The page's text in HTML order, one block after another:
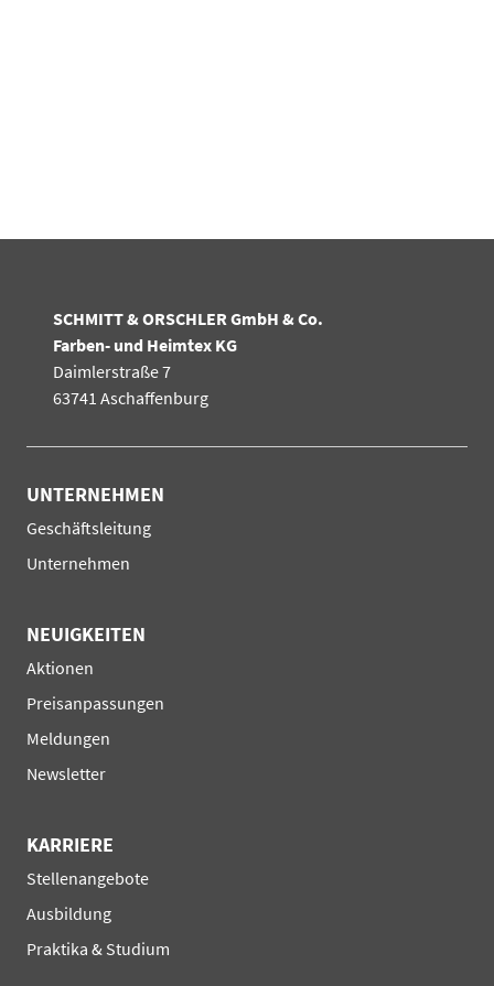
SCHMITT & ORSCHLER GmbH & Co.
Farben- und Heimtex KG
Daimlerstraße 7
63741 Aschaffenburg
UNTERNEHMEN
Navigation
überspringen
Geschäftsleitung
Unternehmen
NEUIGKEITEN
Navigation
überspringen
Aktionen
Preisanpassungen
Meldungen
Newsletter
KARRIERE
Navigation
überspringen
Stellenangebote
Ausbildung
Praktika & Studium